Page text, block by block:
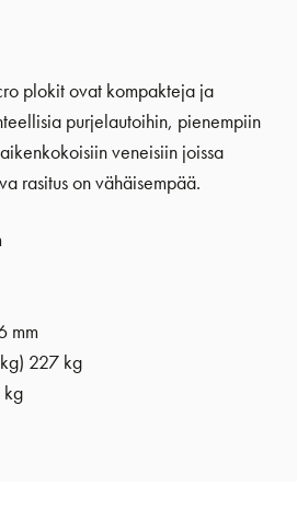
plokit ovat kompakteja ja
purjelautoihin, pienempiin
veneisiin joissa
rasitus on vähäisempää.
mm
227 kg
kg